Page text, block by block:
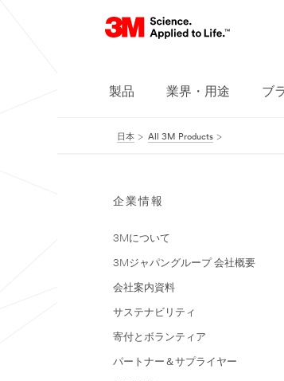
製品 業界・用途 ブ
日本 All 3M Products
企業情報
3Mについて
3Mジャパングループ 会社概要
会社案内資料
サステナビリティ
寄付とボランティア
パートナー＆サプライヤー